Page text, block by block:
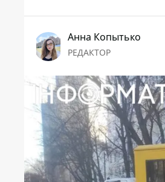
Анна Копытько
РЕДАКТОР